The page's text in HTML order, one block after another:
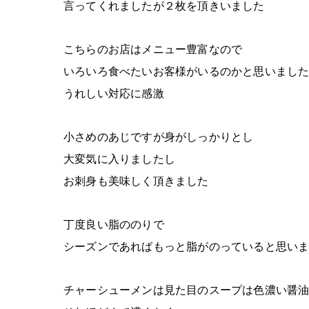
言ってくれましたが２枚を頂きいました
こちらのお店はメニュー豊富なので
いろいろ食べたいお客様がいるのかと思いました
うれしい対応に感激
小さめのあじですが身がしっかりとし
大変気に入りましたし
お刺身も美味しく頂きました
丁度良い脂ののりで
シーズンであればもっと脂がのっていると思い
チャーシューメンは見た目のスープは色濃い醤